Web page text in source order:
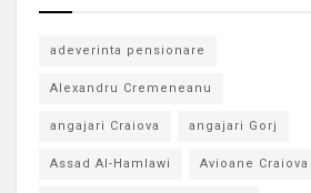
adeverinta pensionare
Alexandru Cremeneanu
angajari Craiova angajari Gorj
Assad Al-Hamlawi Avioane Craiova